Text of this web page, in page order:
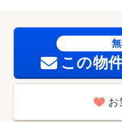
この物
お